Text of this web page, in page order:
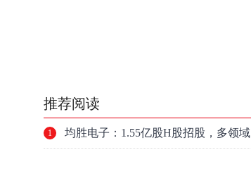
推荐阅读
1 均胜电子：1.55亿股H股招股，多领域